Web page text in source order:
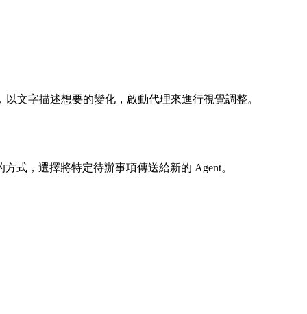
文字描述想要的變化，啟動代理來進行視覺調整。
式，選擇將特定待辦事項傳送給新的 Agent。